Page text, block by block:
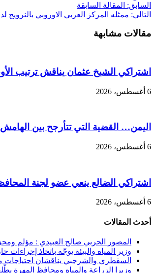
السابق: المقالة السابقة
التالي: ممثله المركز العربي الاوروبي
مقالات مشابهة
اشتراكي الشيخ عثمان يناقش ترتيب
6 أغسطس، 2026
اليمن… القضية التي تتأرجح بين
6 أغسطس، 2026
اشتراكي الضالع ينعي عضو لجنة
6 أغسطس، 2026
أحدث المقالات
المصور الحربي صالح العبيدي : مؤلم
وزير المياه والبيئة يوجّه باتخاذ إجراءات
السقطري والشرجبي يناقشان احتياجات
وزيرا الزراعة والمياه ومحافظ المهرة